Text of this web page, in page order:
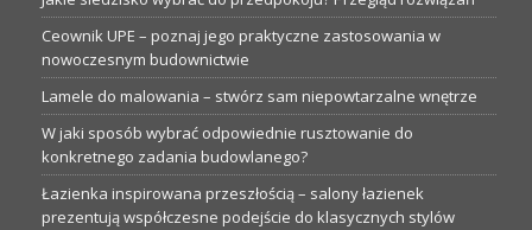
Ceownik UPE – poznaj jego praktyczne zastosowania w
nowoczesnym budownictwie
Lamele do malowania – stwórz sam niepowtarzalne wnętrze
W jaki sposób wybrać odpowiednie rusztowanie do
konkretnego zadania budowlanego?
Łazienka inspirowana przeszłością – salony łazienek
prezentują współczesne podejście do klasycznych stylów